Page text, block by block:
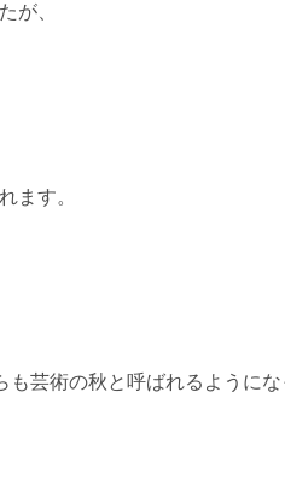
が、
ます。
芸術の秋と呼ばれるようにな